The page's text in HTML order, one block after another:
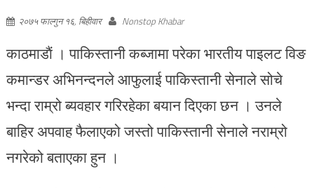
२०७५ फाल्गुन १६, बिहीवार Nonstop Khabar
काठमाडाैं । पाकिस्तानी कब्जामा परेका भारतीय पाइलट विङ
कमान्डर अभिनन्दनले आफुलाई पाकिस्तानी सेनाले सोचे
भन्दा राम्रो ब्यवहार गरिरहेका बयान दिएका छन । उनले
बाहिर अपवाह फैलाएको जस्तो पाकिस्तानी सेनाले नराम्रो
नगरेको बताएका हुन ।